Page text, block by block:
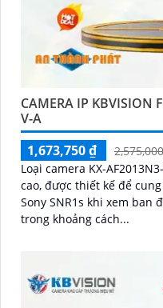
CAMERA IP KBVISION
V-A
1,673,750 ₫
Loại camera KX-
cao, được thiết kế để
Sony SNR1s khi xem ban đêm. Với khả năng
trong khoảng cách...